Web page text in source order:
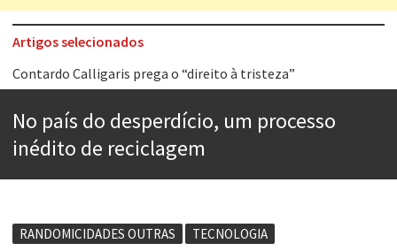
Artigos selecionados
Contardo Calligaris prega o “direito à tristeza”
Os causos de Jorge Luis Borges
Voto obrigatório é correto?
Tem que filmar isso daí
No país do desperdício, um processo
inédito de reciclagem
RANDOMICIDADES OUTRAS TECNOLOGIA